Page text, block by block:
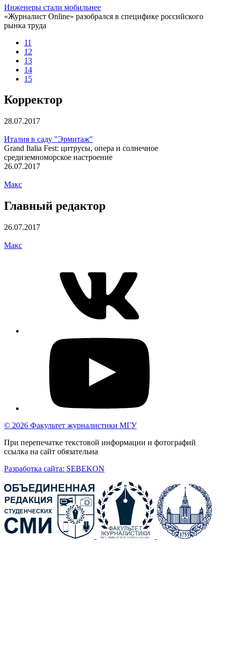
Инженеры стали мобильнее
«Журналист Online» разобрался в специфике российского
рынка труда
11
12
13
14
15
Корректор
28.07.2017
Италия в саду "Эрмитаж"
Grand Italia Fest: цитрусы, опера и солнечное
средиземноморское настроение
26.07.2017
Макс
Главный редактор
26.07.2017
Макс
© 2026 Факультет журналистики МГУ
При перепечатке текстовой информации и фотографий
ссылка на сайт обязательна
Разработка сайта: SEBEKON